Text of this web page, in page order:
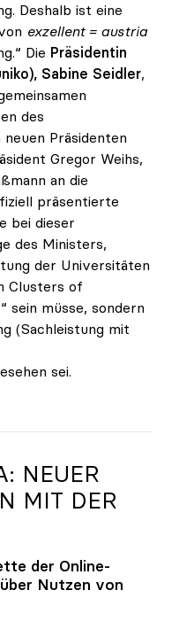
Deshalb ist eine
exzellent = austria
Die Präsidentin
Sabine Seidler,
des
Präsidenten
Gregor Weihs,
an die
präsentierte
bei dieser
des Ministers,
der Universitäten
Clusters of
sein müsse, sondern
(Sachleistung mit
sei.
hängt von
NEUER
MIT DER
der Online-
Nutzen von